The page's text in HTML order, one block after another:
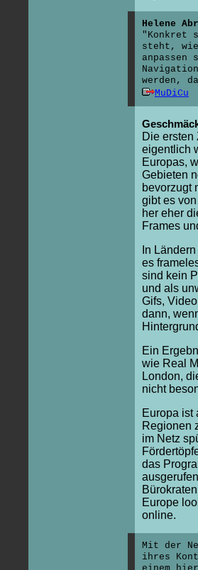
Helene
"Konkret
steht, wie
anpassen
werden,
MuDiCu
Die ersten
eigentlich
Europas,
Gebieten
bevorzugt
gibt es
her eher
Frames
In
es
sind kein
und als
Gifs,
dann,
Ein
wie Real
London,
nicht
Europa ist
Regionen
im Netz
das
Europe
online.
Mit der
ihres